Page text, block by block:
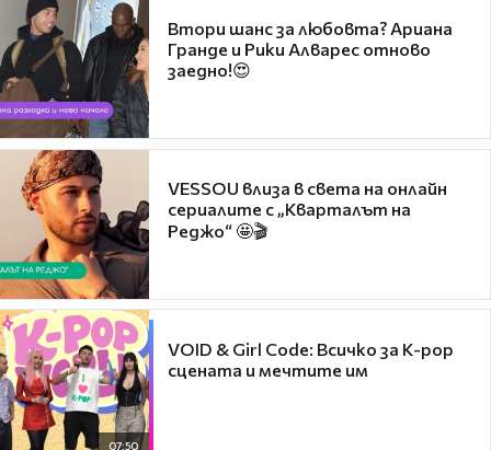
Втори шанс за любовта? Ариана
Гранде и Рики Алварес отново
заедно!😍
VESSOU влиза в света на онлайн
сериалите с „Кварталът на
Реджо“ 🤩🎬
07:50
VOID & Girl Code: Всичко за K-pop
сцената и мечтите им